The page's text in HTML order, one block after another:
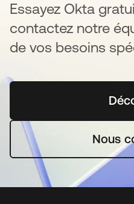
Essayez Okta
contactez notre
de vos besoins
Nous